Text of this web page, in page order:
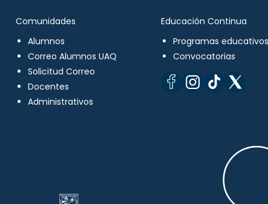
Comunidades
Alumnos
Correo Alumnos UAQ
Solicitud Correo
Docentes
Administrativos
Educación Continua
Programas educativos
Convocatorias